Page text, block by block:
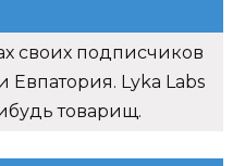
своих подписчиков
Евпатория. Lyka Labs
товарищ.